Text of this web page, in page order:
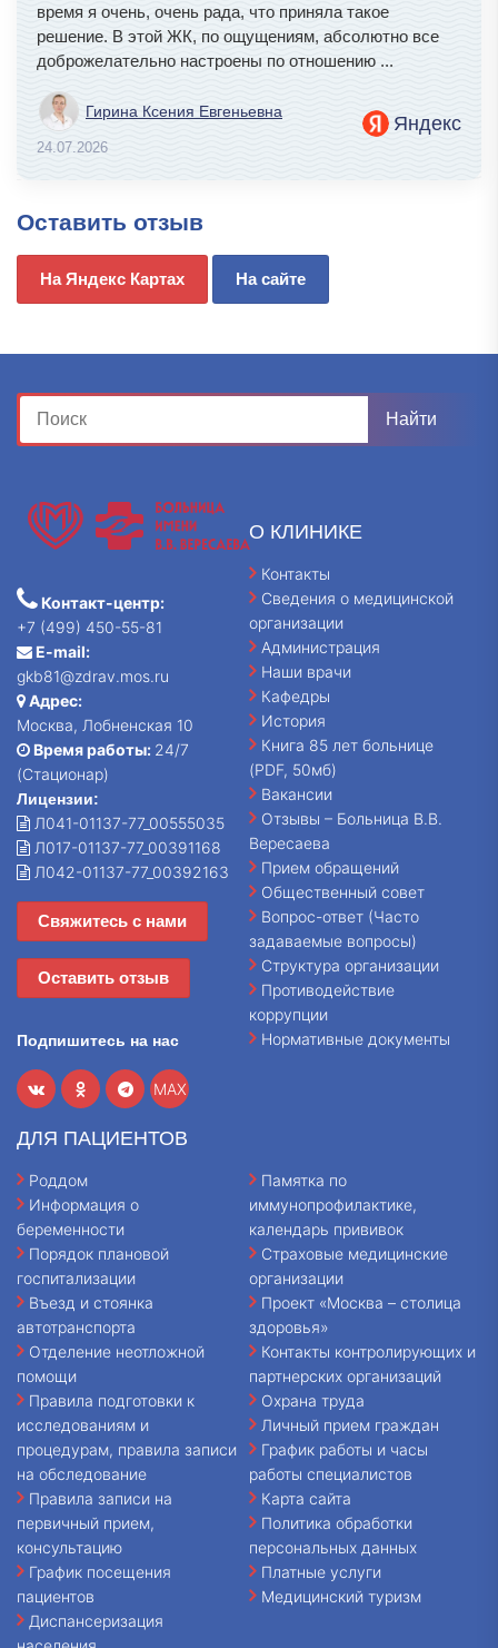
время я очень, очень рада, что приняла такое
решение. В этой ЖК, по ощущениям, абсолютно все
доброжелательно настроены по отношению ...
Гирина Ксения Евгеньевна
24.07.2026
Яндекс
Оставить отзыв
На Яндекс Картах На сайте
Контакт-центр:
+7 (499) 450-55-81
E-mail:
gkb81@zdrav.mos.ru
Адрес:
Москва, Лобненская 10
Время работы: 24/7
(Стационар)
Лицензии:
Л041-01137-77_00555035
Л017-01137-77_00391168
Л042-01137-77_00392163
Свяжитесь с нами
Оставить отзыв
Подпишитесь на нас
MAX
О КЛИНИКЕ
Контакты
Сведения о медицинской
организации
Администрация
Наши врачи
Кафедры
История
Книга 85 лет больнице
(PDF, 50мб)
Вакансии
Отзывы – Больница В.В.
Вересаева
Прием обращений
Общественный совет
Вопрос-ответ (Часто
задаваемые вопросы)
Структура организации
Противодействие
коррупции
Нормативные документы
ДЛЯ ПАЦИЕНТОВ
Роддом
Информация о
беременности
Порядок плановой
госпитализации
Въезд и стоянка
автотранспорта
Отделение неотложной
помощи
Правила подготовки к
исследованиям и
процедурам, правила записи
на обследование
Правила записи на
первичный прием,
консультацию
График посещения
пациентов
Диспансеризация
Памятка по
иммунопрофилактике,
календарь прививок
Страховые медицинские
организации
Проект «Москва – столица
здоровья»
Контакты контролирующих и
партнерских организаций
Охрана труда
Личный прием граждан
График работы и часы
работы специалистов
Карта сайта
Политика обработки
персональных данных
Платные услуги
Медицинский туризм